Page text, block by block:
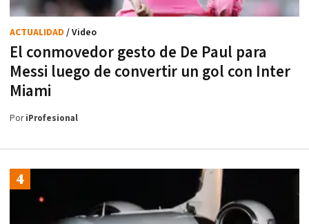
El conmovedor gesto de De Paul para
Messi luego de convertir un gol con Inter
Miami
ACTUALIDAD / Video
PoriProfesional